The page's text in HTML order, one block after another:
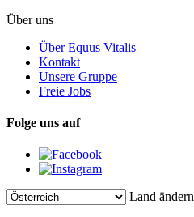
Über uns
Über Equus Vitalis
Kontakt
Unsere Gruppe
Freie Jobs
Folge uns auf
Land ändern